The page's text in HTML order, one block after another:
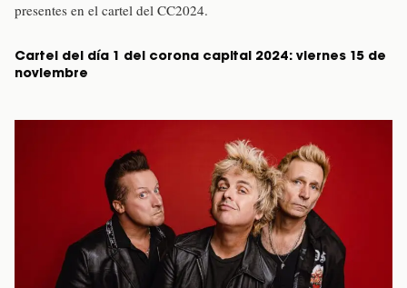
presentes en el cartel del CC2024.
Cartel del día 1 del corona capital 2024: viernes 15 de
noviembre